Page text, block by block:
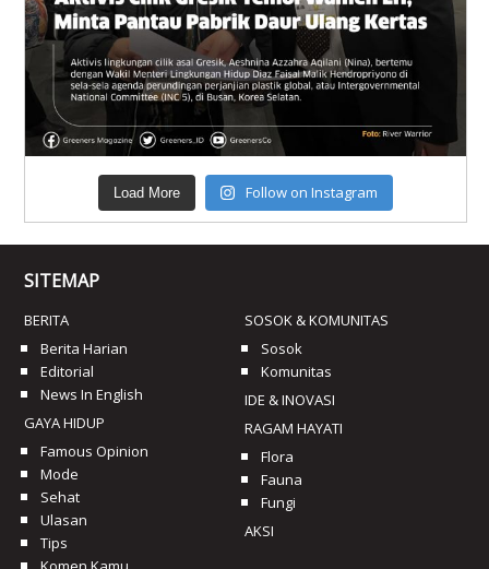
Load More Follow on Instagram
SITEMAP
BERITA
Berita Harian
Editorial
News In English
GAYA HIDUP
Famous Opinion
Mode
Sehat
Ulasan
Tips
SOSOK & KOMUNITAS
Sosok
Komunitas
IDE & INOVASI
RAGAM HAYATI
Flora
Fauna
Fungi
AKSI